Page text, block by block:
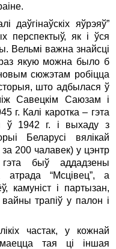
даўгінаўскіх яўрэяў”
перспектыў, як і ўся
Вельмі важна знайсці
якую можна было б
сюжэтам робіцца
што адбылася ў
Савецкім Саюзам і
г. Калі каротка – гэта
ў 1942 г. і выхаду з
Беларусі вялікай
200 чалавек) у цэнтр
быў аддадзены
атрада “Мсцівец”, а
камуніст і партызан,
трапіў у палон і
частак, у кожнай
тая ці іншая